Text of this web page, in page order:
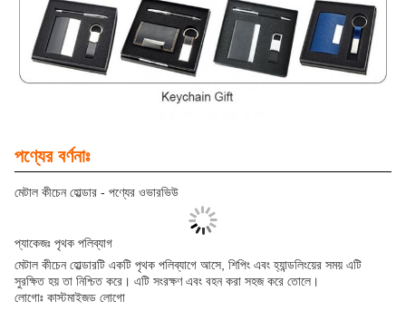
পণ্যের বর্ণনাঃ
মেটাল কীচেন হোল্ডার - পণ্যের ওভারভিউ
প্যাকেজঃ পৃথক পলিব্যাগ
মেটাল কীচেন হোল্ডারটি একটি পৃথক পলিব্যাগে আসে, শিপিং এবং হ্যান্ডলিংয়ের সময় এটি
সুরক্ষিত হয় তা নিশ্চিত করে। এটি সংরক্ষণ এবং বহন করা সহজ করে তোলে।
লোগোঃ কাস্টমাইজড লোগো